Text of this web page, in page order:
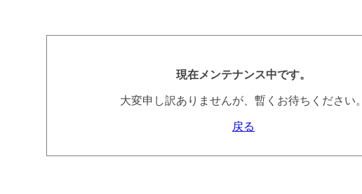
現在メンテナンス中です。
大変申し訳ありませんが、暫くお待ちください。
戻る